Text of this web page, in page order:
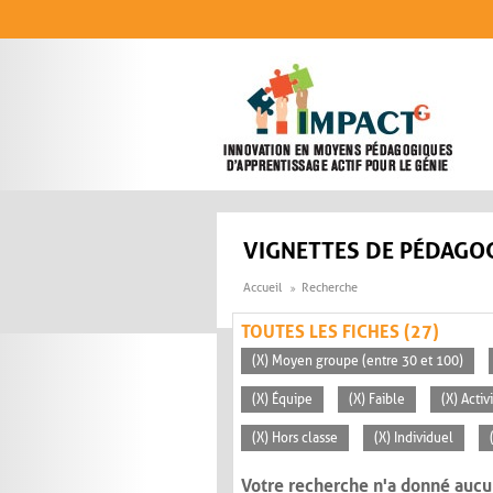
VIGNETTES DE
Accueil Recherche
TOUTES LES FICHES (27)
(X) Moyen groupe (entre 30 et 100)
(X) Équipe (X) Faible (X)
(X) Hors classe (X) Individuel
Votre recherche n'a donné